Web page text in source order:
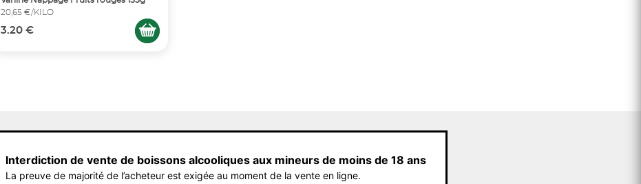
20,65 €/KILO
3.20 €
Interdiction de vente de boissons alcooliques aux mineurs de moins de 18 ans
La preuve de majorité de l’acheteur est exigée au moment de la vente en ligne.